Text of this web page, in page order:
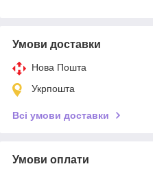
Умови доставки
Нова Пошта
Укрпошта
Всі умови доставки
Умови оплати